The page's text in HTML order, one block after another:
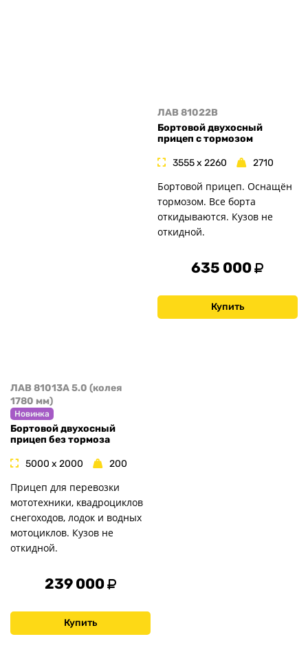
ЛАВ 81013A 5.0 (колея
1780 мм)
Новинка
Бортовой двухосный
прицеп без тормоза
5000 x 2000 200
Прицеп для перевозки
мототехники, квадроциклов
снегоходов, лодок и водных
мотоциклов. Кузов не
откидной.
239 000
Купить
ЛАВ 81022B
Бортовой двухосный
прицеп с тормозом
3555 x 2260 2710
Бортовой прицеп. Оснащён
тормозом. Все борта
откидываются. Кузов не
откидной.
635 000
Купить